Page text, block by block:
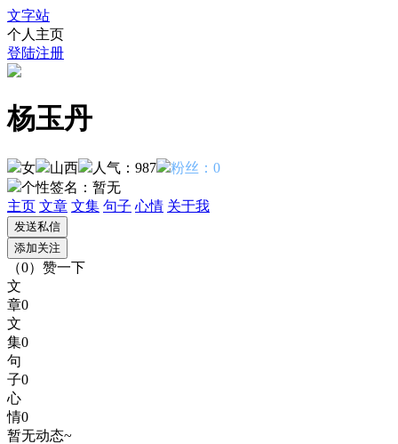
文字站
个人主页
登陆注册
杨玉丹
女 山西 人气：987
粉丝：0
个性签名： 暂无
主页 文章 文集 句子 心情 关于我
（0） 赞一下
文
章0
文
集0
句
子0
心
情0
暂无动态~